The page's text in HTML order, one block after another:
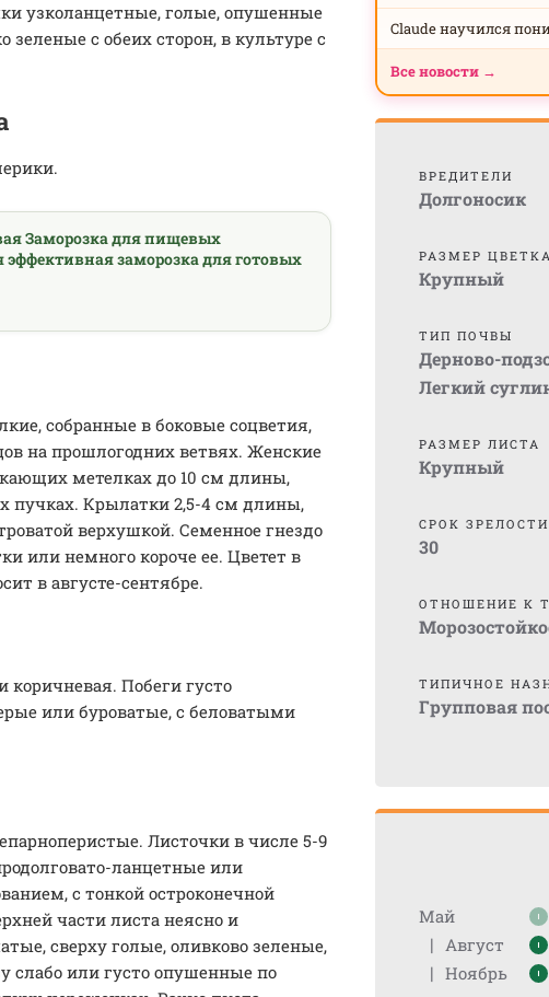
узколанцетные, голые, опушенные
с обеих сторон, в культуре с
Заморозка для пищевых
эффективная заморозка для готовых
собранные в боковые соцветия,
на прошлогодних ветвях. Женские
метелках до 10 см длины,
пучках. Крылатки 2,5-4 см длины,
верхушкой. Семенное гнездо
или немного короче ее. Цветет в
в августе-сентябре.
Побеги густо
или буроватые, с беловатыми
Листочки в числе 5-9
ланцетные или
с тонкой остроконечной
части листа неясно и
сверху голые, оливково зеленые,
слабо или густо опушенные по
Claude научился
Все новости →
ВРЕДИТЕЛИ
Долгоносик
РАЗМЕР
Крупный
ТИП ПОЧВЫ
Дерново-
Легкий
РАЗМЕР ЛИСТА
Крупный
СРОК
30
ОТНОШЕНИЕ К
ТИПИЧНОЕ
Групповая
Май
| Август
| Ноябрь